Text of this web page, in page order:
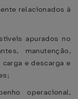
relacionados à
apurados no
manutenção,
e descarga e
operacional,